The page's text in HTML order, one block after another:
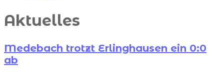
Aktuelles
Medebach trotzt Erlinghausen ein 0:0
ab